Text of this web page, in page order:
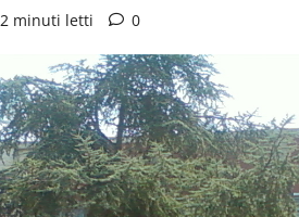
2 minuti letti 0